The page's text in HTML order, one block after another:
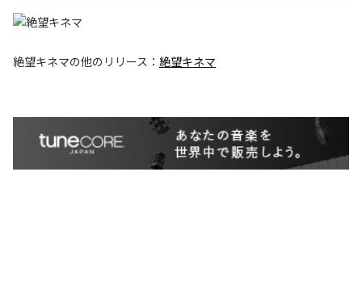
絶望キネマの他のリリース： 絶望キネマ